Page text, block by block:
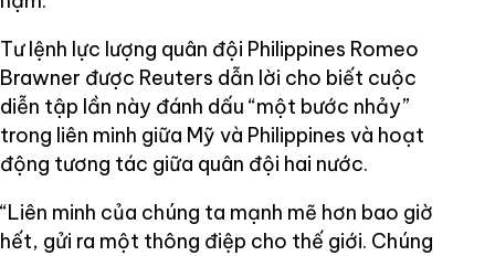
Tư lệnh lực lượng quân đội Philippines Romeo
Brawner được Reuters dẫn lời cho biết cuộc
diễn tập lần này đánh dấu “một bước nhảy”
trong liên minh giữa Mỹ và Philippines và hoạt
động tương tác giữa quân đội hai nước.
“Liên minh của chúng ta mạnh mẽ hơn bao giờ
hết, gửi ra một thông điệp cho thế giới. Chúng